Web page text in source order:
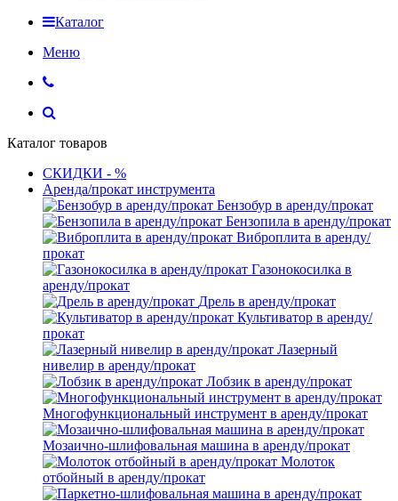
Каталог
Меню
Каталог товаров
СКИДКИ - %
Аренда/прокат инструмента
Бензобур в аренду/прокат
Бензопила в аренду/прокат
Виброплита в аренду/
прокат
Газонокосилка в
аренду/прокат
Дрель в аренду/прокат
Культиватор в аренду/
прокат
Лазерный
нивелир в аренду/прокат
Лобзик в аренду/прокат
Многофункциональный инструмент в аренду/прокат
Мозаично-шлифовальная машина в аренду/прокат
Молоток
отбойный в аренду/прокат